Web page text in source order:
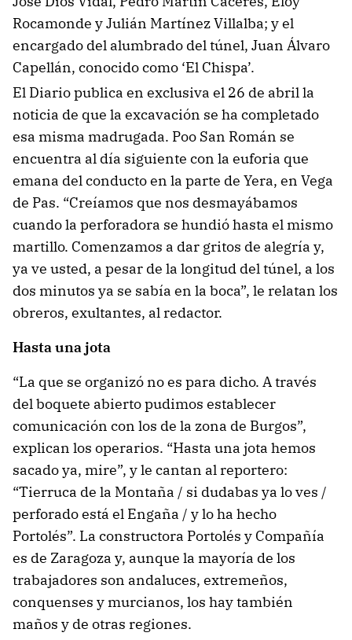
Rocamonde y Julián Martínez Villalba; y el
encargado del alumbrado del túnel, Juan Álvaro
Capellán, conocido como ‘El Chispa’.
El Diario publica en exclusiva el 26 de abril la
noticia de que la excavación se ha completado
esa misma madrugada. Poo San Román se
encuentra al día siguiente con la euforia que
emana del conducto en la parte de Yera, en Vega
de Pas. “Creíamos que nos desmayábamos
cuando la perforadora se hundió hasta el mismo
martillo. Comenzamos a dar gritos de alegría y,
ya ve usted, a pesar de la longitud del túnel, a los
dos minutos ya se sabía en la boca”, le relatan los
obreros, exultantes, al redactor.
Hasta una jota
“La que se organizó no es para dicho. A través
del boquete abierto pudimos establecer
comunicación con los de la zona de Burgos”,
explican los operarios. “Hasta una jota hemos
sacado ya, mire”, y le cantan al reportero:
“Tierruca de la Montaña / si dudabas ya lo ves /
perforado está el Engaña / y lo ha hecho
Portolés”. La constructora Portolés y Compañía
es de Zaragoza y, aunque la mayoría de los
trabajadores son andaluces, extremeños,
conquenses y murcianos, los hay también
maños y de otras regiones.